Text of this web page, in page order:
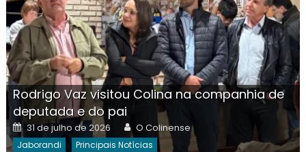
Rodrigo Vaz visitou Colina na companhia de
deputada e do pai
Posted
on
31 de julho de 2026 Author
O Colinense
Jaborandi Principais Notícias